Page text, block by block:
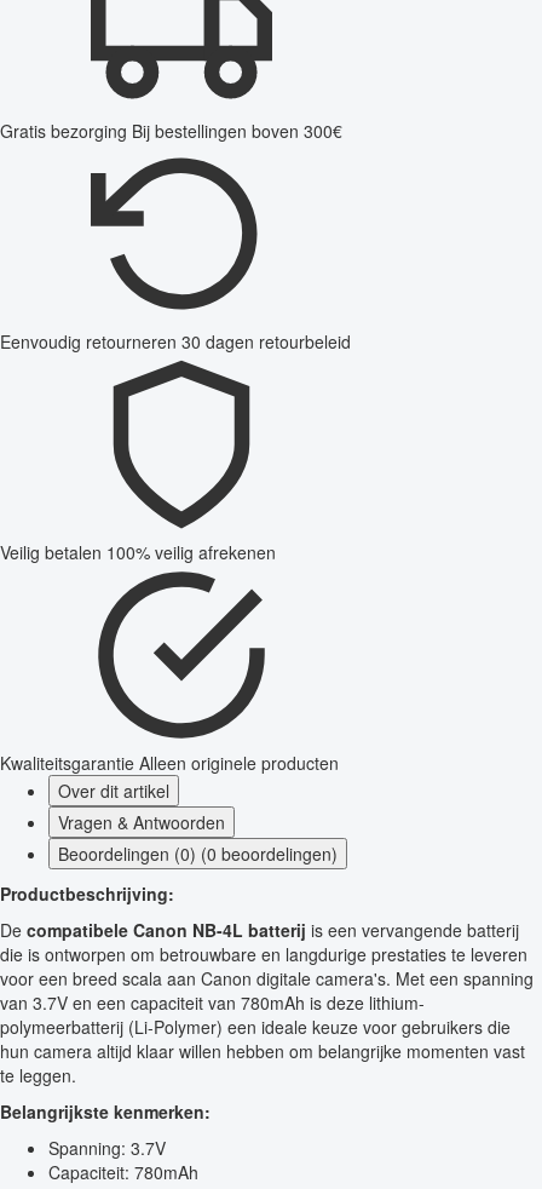
Gratis bezorging Bij bestellingen boven 300€
Eenvoudig retourneren 30 dagen retourbeleid
Veilig betalen 100% veilig afrekenen
Kwaliteitsgarantie Alleen originele producten
Over dit artikel
Vragen & Antwoorden
Beoordelingen (0) (0 beoordelingen)
Productbeschrijving:
De compatibele Canon NB-4L batterij is een vervangende batterij
die is ontworpen om betrouwbare en langdurige prestaties te leveren
voor een breed scala aan Canon digitale camera's. Met een spanning
van 3.7V en een capaciteit van 780mAh is deze lithium-
polymeerbatterij (Li-Polymer) een ideale keuze voor gebruikers die
hun camera altijd klaar willen hebben om belangrijke momenten vast
te leggen.
Belangrijkste kenmerken:
Spanning: 3.7V
Capaciteit: 780mAh